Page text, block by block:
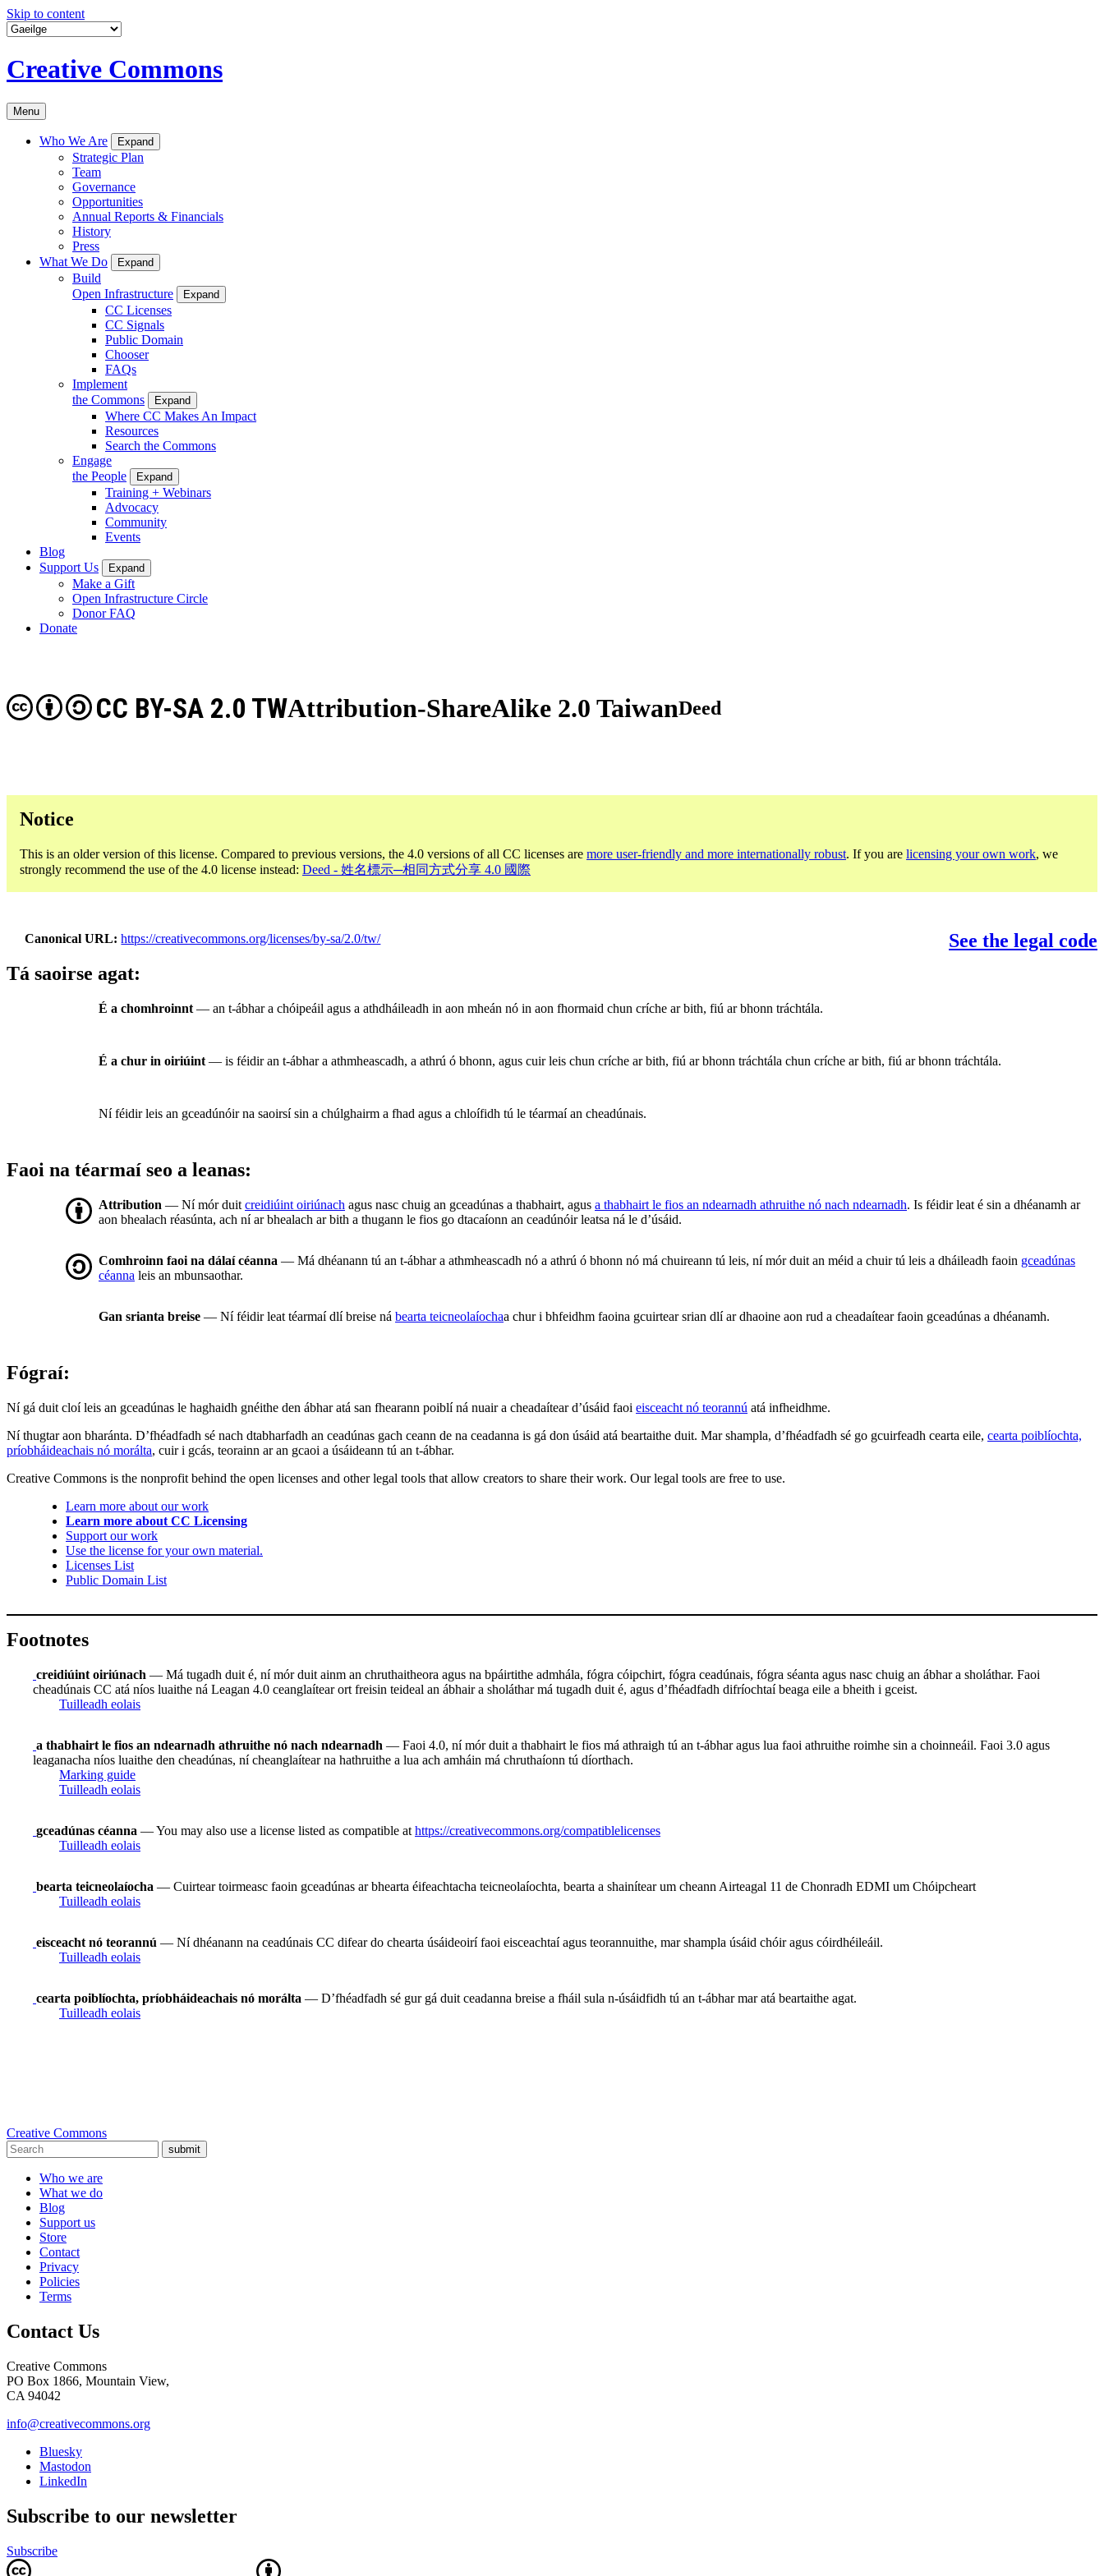
Skip to content
Creative Commons
Menu
Who We Are Expand
Strategic Plan
Team
Governance
Opportunities
Annual Reports & Financials
History
Press
What We Do
Expand
Build
Open Infrastructure
Expand
CC Licenses
CC Signals
Public Domain
Chooser
FAQs
Implement
the Commons
Expand
Where CC Makes An Impact
Resources
Search the Commons
Engage
the People
Expand
Training + Webinars
Advocacy
Community
Events
Blog
Support Us
Expand
Make a Gift
Open Infrastructure Circle
Donor FAQ
Donate
Attribution-ShareAlike 2.0 Taiwan
CC BY-SA 2.0 TW Deed
Notice
This is an older version of this license. Compared to previous versions, the 4.0 versions of all CC licenses are more user-friendly and more internationally robust. If you are licensing your own work, we
strongly recommend the use of the 4.0 license instead: Deed - 姓名標示─相同方式分享 4.0 國際
Canonical URL https://creativecommons.org/licenses/by-sa/2.0/tw/
See the legal code
Tá saoirse agat:
É a chomhroinnt — an t-ábhar a chóipeáil agus a athdháileadh in aon mheán nó in aon fhormaid chun críche ar bith, fiú ar bhonn tráchtála.
É a chur in oiriúint — is féidir an t-ábhar a athmheascadh, a athrú ó bhonn, agus cuir leis chun críche ar bith, fiú ar bhonn tráchtála chun críche ar bith, fiú ar bhonn tráchtála.
Ní féidir leis an gceadúnóir na saoirsí sin a chúlghairm a fhad agus a chloífidh tú le téarmaí an cheadúnais.
Faoi na téarmaí seo a leanas:
Attribution — Ní mór duit creidiúint oiriúnach agus nasc chuig an gceadúnas a thabhairt, agus a thabhairt le fios an ndearnadh athruithe nó nach ndearnadh. Is féidir leat é sin a dhéanamh ar
aon bhealach réasúnta, ach ní ar bhealach ar bith a thugann le fios go dtacaíonn an ceadúnóir leatsa ná le d’úsáid.
Comhroinn faoi na dálaí céanna — Má dhéanann tú an t-ábhar a athmheascadh nó a athrú ó bhonn nó má chuireann tú leis, ní mór duit an méid a chuir tú leis a dháileadh faoin gceadúnas
céanna leis an mbunsaothar.
Gan srianta breise — Ní féidir leat téarmaí dlí breise ná bearta teicneolaíochaa chur i bhfeidhm faoina gcuirtear srian dlí ar dhaoine aon rud a cheadaítear faoin gceadúnas a dhéanamh.
Fógraí:
Ní gá duit cloí leis an gceadúnas le haghaidh gnéithe den ábhar atá san fhearann poiblí ná nuair a cheadaítear d’úsáid faoi eisceacht nó teorannú atá infheidhme.
Ní thugtar aon bharánta. D’fhéadfadh sé nach dtabharfadh an ceadúnas gach ceann de na ceadanna is gá don úsáid atá beartaithe duit. Mar shampla, d’fhéadfadh sé go gcuirfeadh cearta eile, cearta poiblíochta,
príobháideachais nó morálta, cuir i gcás, teorainn ar an gcaoi a úsáideann tú an t-ábhar.
Creative Commons is the nonprofit behind the open licenses and other legal tools that allow creators to share their work. Our legal tools are free to use.
Learn more about our work
Learn more about CC Licensing
Support our work
Use the license for your own material.
Licenses List
Public Domain List
Footnotes
creidiúint oiriúnach — Má tugadh duit é, ní mór duit ainm an chruthaitheora agus na bpáirtithe admhála, fógra cóipchirt, fógra ceadúnais, fógra séanta agus nasc chuig an ábhar a sholáthar. Faoi
cheadúnais CC atá níos luaithe ná Leagan 4.0 ceanglaítear ort freisin teideal an ábhair a sholáthar má tugadh duit é, agus d’fhéadfadh difríochtaí beaga eile a bheith i gceist.
Tuilleadh eolais
a thabhairt le fios an ndearnadh athruithe nó nach ndearnadh — Faoi 4.0, ní mór duit a thabhairt le fios má athraigh tú an t-ábhar agus lua faoi athruithe roimhe sin a choinneáil. Faoi 3.0 agus
leaganacha níos luaithe den cheadúnas, ní cheanglaítear na hathruithe a lua ach amháin má chruthaíonn tú díorthach.
Marking guide
Tuilleadh eolais
gceadúnas céanna — You may also use a license listed as compatible at https://creativecommons.org/compatiblelicenses
Tuilleadh eolais
bearta teicneolaíocha — Cuirtear toirmeasc faoin gceadúnas ar bhearta éifeachtacha teicneolaíochta, bearta a shainítear um cheann Airteagal 11 de Chonradh EDMI um Chóipcheart
Tuilleadh eolais
eisceacht nó teorannú — Ní dhéanann na ceadúnais CC difear do chearta úsáideoirí faoi eisceachtaí agus teorannuithe, mar shampla úsáid chóir agus cóirdhéileáil.
Tuilleadh eolais
cearta poiblíochta, príobháideachais nó morálta — D’fhéadfadh sé gur gá duit ceadanna breise a fháil sula n-úsáidfidh tú an t-ábhar mar atá beartaithe agat.
Tuilleadh eolais
Creative Commons
submit
Who we are
What we do
Blog
Support us
Store
Contact
Privacy
Policies
Terms
Contact Us
Creative Commons
PO Box 1866, Mountain View,
CA 94042
info@creativecommons.org
Bluesky
Mastodon
LinkedIn
Subscribe to our newsletter
Subscribe